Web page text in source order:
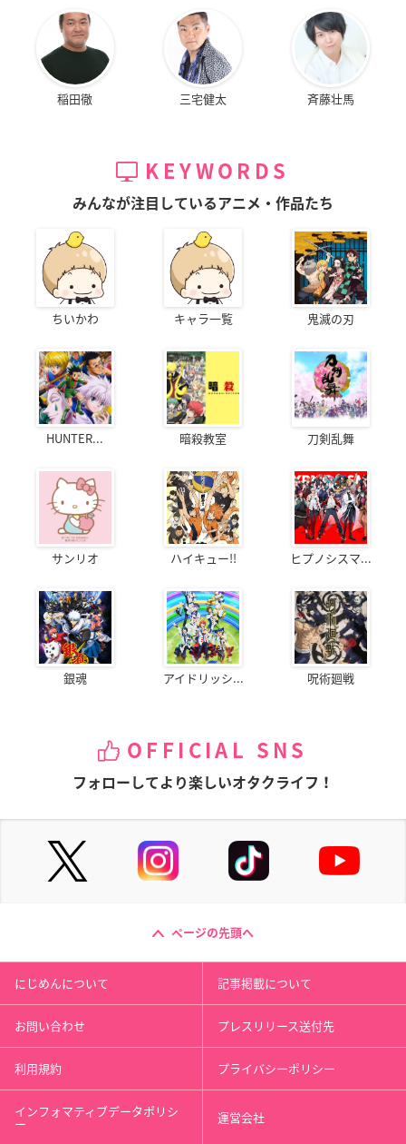
稲田徹 三宅健太 斉藤壮馬
KEYWORDS
みんなが注目しているアニメ・作品たち
ちいかわ キャラ一覧 鬼滅の刃
HUNTER... 暗殺教室 刀剣乱舞
サンリオ ハイキュー!! ヒプノシスマ...
銀魂 アイドリッシ... 呪術廻戦
OFFICIAL SNS
フォローしてより楽しいオタクライフ！
ページの先頭へ
にじめんについて 記事掲載について
お問い合わせ プレスリリース送付先
利用規約 プライバシーポリシー
インフォマティブデータポリシ
ー 運営会社